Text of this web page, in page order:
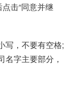
击“同意并继
写，不要有空格;
字主要部分，